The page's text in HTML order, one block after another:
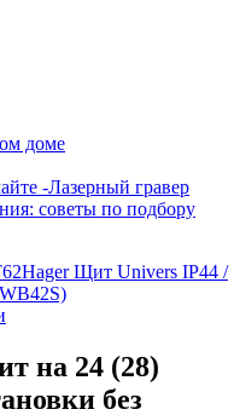
доме
-Лазерный гравер
советы по подбору
Hager Щит Univers IP44 /
на 24 (28)
без